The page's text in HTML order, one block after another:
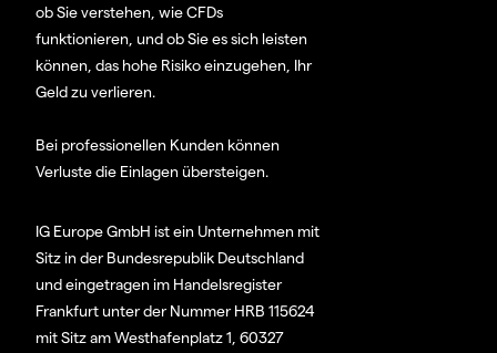
ob Sie verstehen, wie CFDs
funktionieren, und ob Sie es sich leisten
können, das hohe Risiko einzugehen, Ihr
Geld zu verlieren.
Bei professionellen Kunden können
Verluste die Einlagen übersteigen.
IG Europe GmbH ist ein Unternehmen mit
Sitz in der Bundesrepublik Deutschland
und eingetragen im Handelsregister
Frankfurt unter der Nummer HRB 115624
mit Sitz am Westhafenplatz 1, 60327